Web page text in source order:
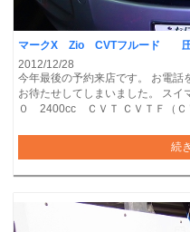
マークX Zio CVTフルード
2012/12/28
今年最後の予約来店です。 お電話
お待たせしてしまいました。 ス
０ 2400cc ＣＶＴ ＣＶＴＦ（Ｃ
続